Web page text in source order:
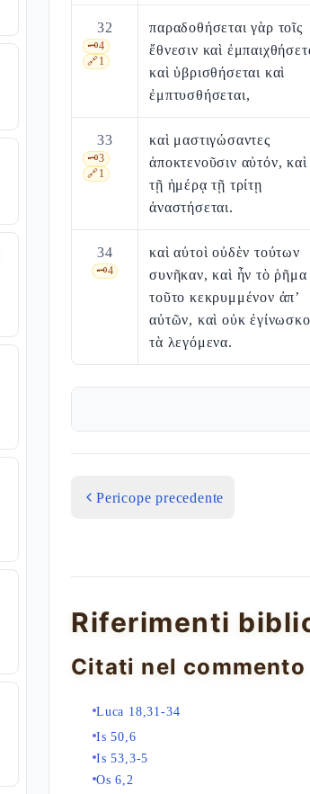
32
🗝️4
🔗1
παραδοθήσεται γὰρ τοῖς
ἔθνεσιν καὶ
καὶ ὑβρισθήσεται καὶ
ἐμπτυσθήσεται,
33
🗝️3
🔗1
καὶ μαστιγώσαντες
ἀποκτενοῦσιν αὐτόν, καὶ
τῇ ἡμέρᾳ τῇ τρίτῃ
ἀναστήσεται.
34
🗝️4
καὶ αὐτοὶ οὐδὲν τούτων
συνῆκαν, καὶ ἦν τὸ ῥῆμα
τοῦτο κεκρυμμένον ἀπ’
αὐτῶν, καὶ οὐκ
τὰ λεγόμενα.
Pericope precedente
Riferimenti
Citati nel commento
Luca 18,31-34
Is 50,6
Is 53,3-5
Os 6,2